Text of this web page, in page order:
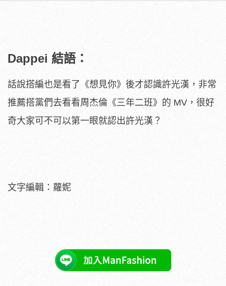
Dappei 結語：
話說搭編也是看了《想見你》後才認識許光漢，非常
推薦搭黨們去看看周杰倫《三年二班》的 MV，很好
奇大家可不可以第一眼就認出許光漢？
文字編輯：蘿妮